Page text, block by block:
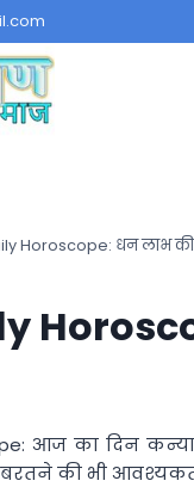
Horoscope: धन लाभ की
आज का दिन
बरतने की भी